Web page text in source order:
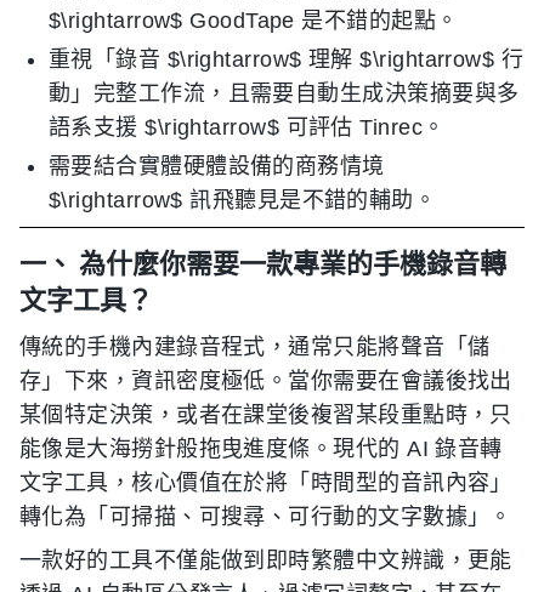
$\rightarrow$ GoodTape 是不錯的起點。
重視「錄音 $\rightarrow$ 理解 $\rightarrow$ 行
動」完整工作流，且需要自動生成決策摘要與多
語系支援 $\rightarrow$ 可評估 Tinrec。
需要結合實體硬體設備的商務情境
$\rightarrow$ 訊飛聽見是不錯的輔助。
一、 為什麼你需要一款專業的手機錄音轉
文字工具？
傳統的手機內建錄音程式，通常只能將聲音「儲
存」下來，資訊密度極低。當你需要在會議後找出
某個特定決策，或者在課堂後複習某段重點時，只
能像是大海撈針般拖曳進度條。現代的 AI 錄音轉
文字工具，核心價值在於將「時間型的音訊內容」
轉化為「可掃描、可搜尋、可行動的文字數據」。
一款好的工具不僅能做到即時繁體中文辨識，更能